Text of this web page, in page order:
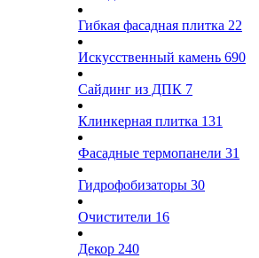
Гибкая фасадная плитка 22
Искусственный камень 690
Сайдинг из ДПК 7
Клинкерная плитка 131
Фасадные термопанели 31
Гидрофобизаторы 30
Очистители 16
Декор 240